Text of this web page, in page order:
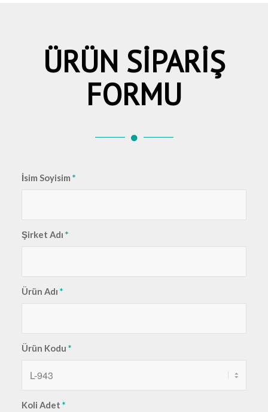
ÜRÜN SİPARİŞ
FORMU
İsim Soyisim *
Şirket Adı *
Ürün Adı *
Ürün Kodu *
Koli Adet *